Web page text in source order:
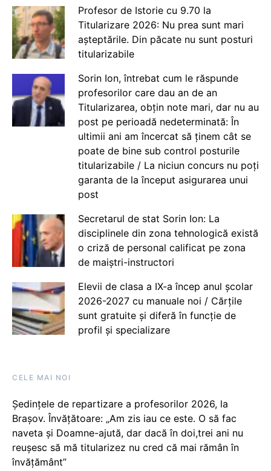
Profesor de Istorie cu 9.70 la
Titularizare 2026: Nu prea sunt mari
așteptările. Din păcate nu sunt posturi
titularizabile
Sorin Ion, întrebat cum le răspunde
profesorilor care dau an de an
Titularizarea, obțin note mari, dar nu au
post pe perioadă nedeterminată: În
ultimii ani am încercat să ținem cât se
poate de bine sub control posturile
titularizabile / La niciun concurs nu poți
garanta de la început asigurarea unui
post
Secretarul de stat Sorin Ion: La
disciplinele din zona tehnologică există
o criză de personal calificat pe zona
de maiștri-instructori
Elevii de clasa a IX-a încep anul școlar
2026-2027 cu manuale noi / Cărțile
sunt gratuite și diferă în funcție de
profil și specializare
CELE MAI NOI
Ședințele de repartizare a profesorilor 2026, la
Brașov. Învățătoare: „Am zis iau ce este. O să fac
naveta și Doamne-ajută, dar dacă în doi,trei ani nu
reușesc să mă titularizez nu cred că mai rămân în
învățământ”